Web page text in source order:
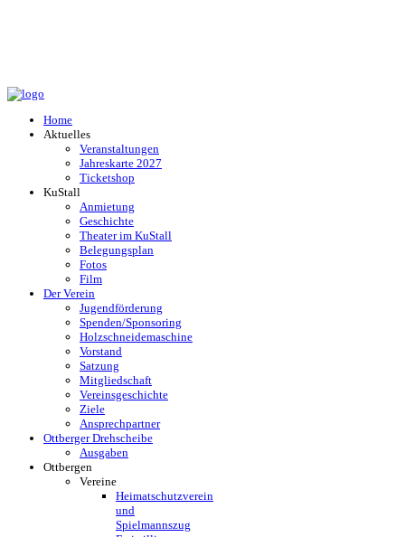
Home
Aktuelles
Veranstaltungen
Jahreskarte 2027
Ticketshop
KuStall
Anmietung
Geschichte
Theater im KuStall
Belegungsplan
Fotos
Film
Der Verein
Jugendförderung
Spenden/Sponsoring
Holzschneidemaschine
Vorstand
Satzung
Mitgliedschaft
Vereinsgeschichte
Ziele
Ansprechpartner
Ottberger Drehscheibe
Ausgaben
Ottbergen
Vereine
Heimatschutzverein
und
Spielmannszug